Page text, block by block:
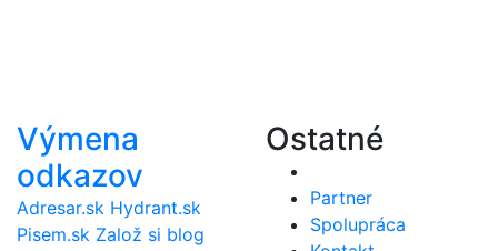
Výmena
odkazov
Adresar.sk Hydrant.sk
Pisem.sk Založ si blog
Ostatné
Partner
Spolupráca